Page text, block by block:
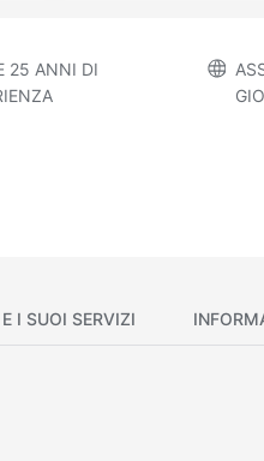
25 ANNI DI
I SUOI SERVIZI